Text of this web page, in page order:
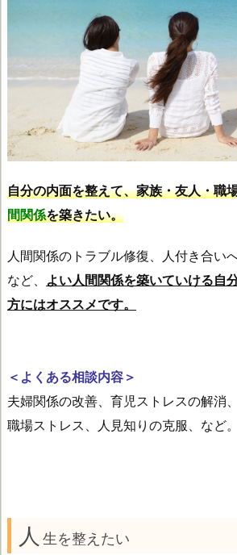
自分の内面を整えて、家族・友人・職
間関係を築きたい。
人間関係のトラブル修復、人付き合い
など、 よい人間関係を築いていける自
方にはオススメです。
＜よくある相談内容＞
夫婦関係の改善、育児ストレスの解消
職場ストレス、人見知りの克服、など。
人 生を整えたい